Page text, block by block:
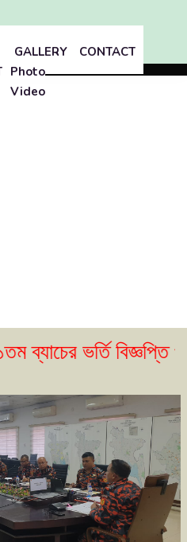
CONTACT
GALLERY
Photo
Video
ভর্তি বিজ্ঞপ্তি প্রকাশ।